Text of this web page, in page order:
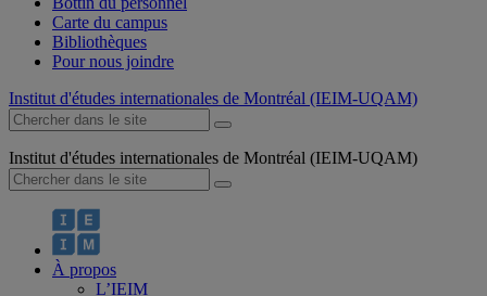
Carte du campus
Bibliothèques
Pour nous joindre
Institut d'études internationales de Montréal (IEIM-UQAM)
Institut d'études internationales de Montréal (IEIM-UQAM)
À propos
L’IEIM